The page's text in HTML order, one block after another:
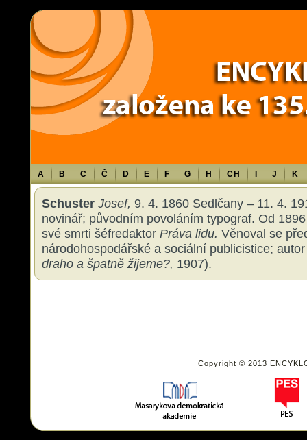
Warning: Use of undefined constant TXT - assumed 'TXT' (this will throw
content/themes/sablona/functions.php
A B C Č D E F G H CH J K
Schuster Josef, 9. 4. 1860 Sedlčany – 11. 4.
novinář; původním povoláním typograf. Od
své smrti šéfredaktor Práva lidu. Věnoval se
národohospodářské a sociální publicistice;
draho a špatně žijeme?, 1907).
Copyright © 2013